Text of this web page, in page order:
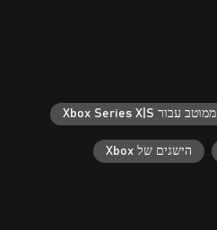
ממוטב עבור Xbox Series X|S
הישגים של Xbox